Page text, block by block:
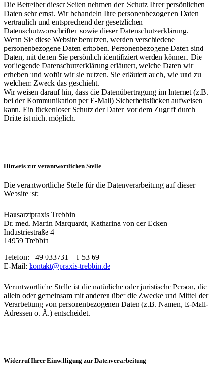
Die Betreiber dieser Seiten nehmen den Schutz Ihrer persönlichen
Daten sehr ernst. Wir behandeln Ihre personenbezogenen Daten
vertraulich und entsprechend der gesetzlichen
Datenschutzvorschriften sowie dieser Datenschutzerklärung.
Wenn Sie diese Website benutzen, werden verschiedene
personenbezogene Daten erhoben. Personenbezogene Daten sind
Daten, mit denen Sie persönlich identifiziert werden können. Die
vorliegende Datenschutzerklärung erläutert, welche Daten wir
erheben und wofür wir sie nutzen. Sie erläutert auch, wie und zu
welchem Zweck das geschieht.
Wir weisen darauf hin, dass die Datenübertragung im Internet (z.B.
bei der Kommunikation per E-Mail) Sicherheitslücken aufweisen
kann. Ein lückenloser Schutz der Daten vor dem Zugriff durch
Dritte ist nicht möglich.
Hinweis zur verantwortlichen Stelle
Die verantwortliche Stelle für die Datenverarbeitung auf dieser
Website ist:
Hausarztpraxis Trebbin
Dr. med. Martin Marquardt, Katharina von der Ecken
Industriestraße 4
14959 Trebbin
Telefon: +49 033731 – 1 53 69
E-Mail: kontakt@praxis-trebbin.de
Verantwortliche Stelle ist die natürliche oder juristische Person, die
allein oder gemeinsam mit anderen über die Zwecke und Mittel der
Verarbeitung von personenbezogenen Daten (z.B. Namen, E-Mail-
Adressen o. Ä.) entscheidet.
Widerruf Ihrer Einwilligung zur Datenverarbeitung